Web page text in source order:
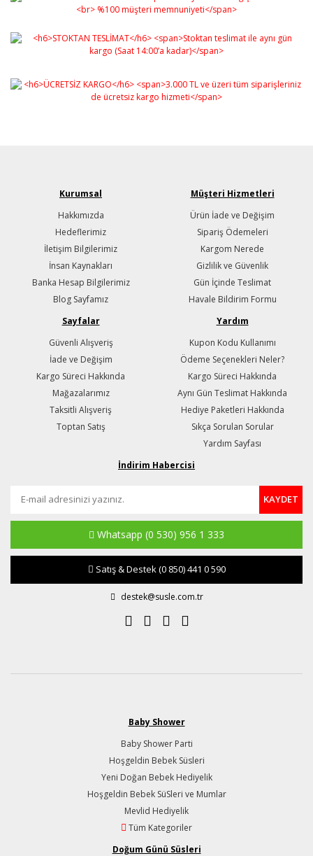
Kurumsal
Hakkımızda
Hedeflerimiz
İletişim Bilgilerimiz
İnsan Kaynakları
Banka Hesap Bilgilerimiz
Blog Sayfamız
Müşteri Hizmetleri
Ürün İade ve Değişim
Sipariş Ödemeleri
Kargom Nerede
Gizlilik ve Güvenlik
Gün İçinde Teslimat
Havale Bildirim Formu
Sayfalar
Güvenli Alışveriş
İade ve Değişim
Kargo Süreci Hakkında
Mağazalarımız
Taksitli Alışveriş
Toptan Satış
Yardım
Kupon Kodu Kullanımı
Ödeme Seçenekleri Neler?
Kargo Süreci Hakkında
Aynı Gün Teslimat Hakkında
Hediye Paketleri Hakkında
Sıkça Sorulan Sorular
Yardım Sayfası
İndirim Habercisi
KAYDET
Whatsapp (0 530) 956 1 333
Satış & Destek(0 850) 441 0 590
destek@susle.com.tr
Baby Shower
Baby Shower Parti
Hoşgeldin Bebek Süsleri
Yeni Doğan Bebek Hediyelik
Hoşgeldin Bebek SüSleri ve Mumlar
Mevlid Hediyelik
Tüm Kategoriler
Doğum Günü Süsleri